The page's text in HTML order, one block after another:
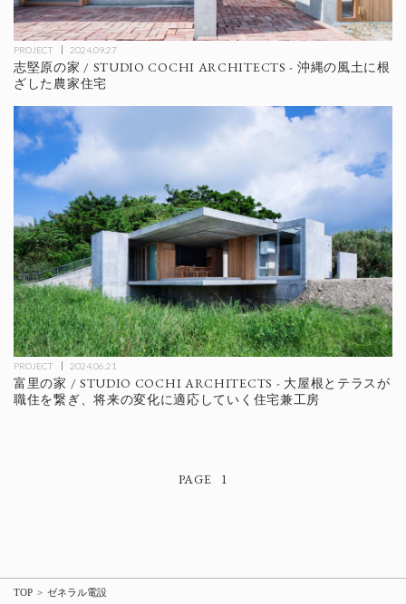
PROJECT 2024.09.27
志堅原の家 / STUDIO COCHI ARCHITECTS - 沖縄の風土に根
ざした農家住宅
PROJECT 2024.06.21
富里の家 / STUDIO COCHI ARCHITECTS - 大屋根とテラスが
職住を繋ぎ、将来の変化に適応していく住宅兼工房
1
TOP ゼネラル電設